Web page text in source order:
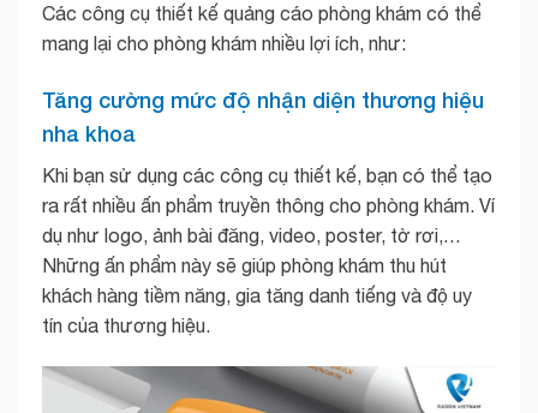
Các công cụ thiết kế quảng cáo phòng khám có thể
mang lại cho phòng khám nhiều lợi ích, như:
Tăng cường mức độ nhận diện thương hiệu
nha khoa
Khi bạn sử dụng các công cụ thiết kế, bạn có thể tạo
ra rất nhiều ấn phẩm truyền thông cho phòng khám. Ví
dụ như logo, ảnh bài đăng, video, poster, tờ rơi,…
Những ấn phẩm này sẽ giúp phòng khám thu hút
khách hàng tiềm năng, gia tăng danh tiếng và độ uy
tín của thương hiệu.